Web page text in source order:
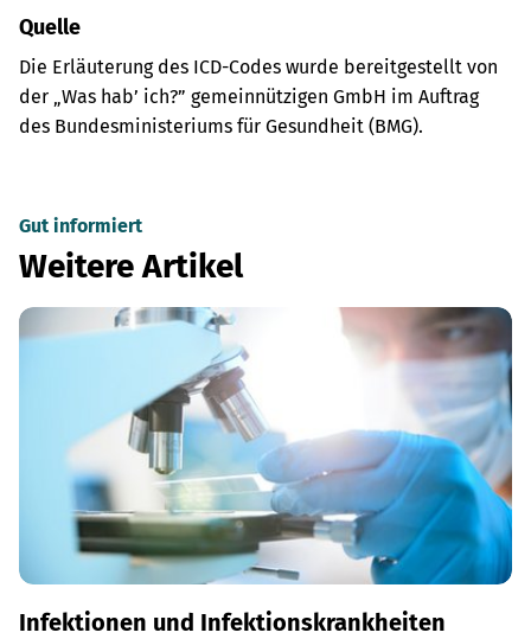
Quelle
Die Erläuterung des ICD-Codes wurde bereitgestellt von
der „Was hab’ ich?” gemeinnützigen GmbH im Auftrag
des Bundesministeriums für Gesundheit (BMG).
Gut informiert
Weitere Artikel
Infektionen und Infektionskrankheiten